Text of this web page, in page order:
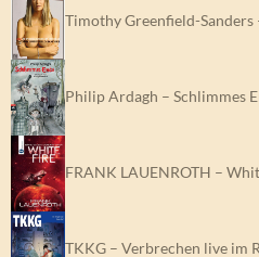
Timothy Greenfield-Sanders
Philip Ardagh – Schlimmes
FRANK LAUENROTH –
TKKG – Verbrechen live im